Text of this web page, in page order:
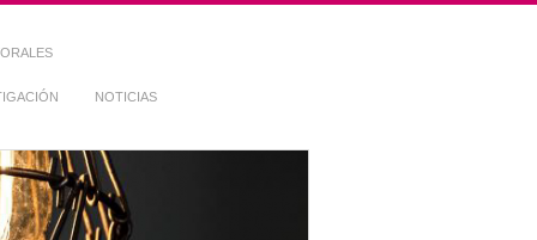
NOTICIAS